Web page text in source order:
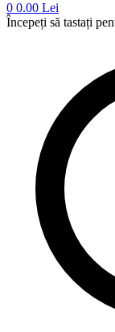
0 0.00 Lei
Începeți să tastați